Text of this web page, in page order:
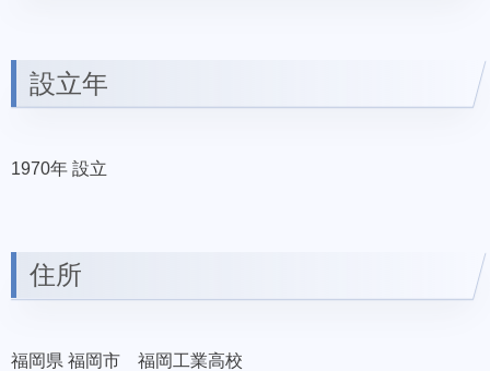
設立年
1970年 設立
住所
福岡県 福岡市 福岡工業高校